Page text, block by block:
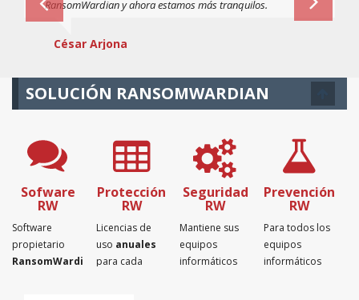
RansomWardian y ahora estamos más tranquilos.
César Arjona
SOLUCIÓN RANSOMWARDIAN
Sofware
RW
Software
propietario
RansomWardian
Protección
RW
Licencias de
uso anuales
para cada
Seguridad
RW
Mantiene sus
equipos
informáticos
Prevención
RW
Para todos los
equipos
informáticos